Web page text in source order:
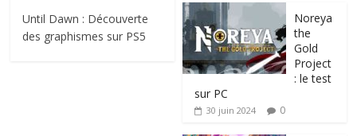
Until Dawn : Découverte
des graphismes sur PS5
Noreya
the
Gold
Project
: le test
sur PC
30 juin 2024 0